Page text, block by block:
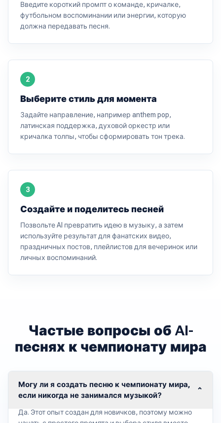
Введите короткий промпт о команде, кричалке,
футбольном воспоминании или энергии, которую
должна передавать песня.
2
Выберите стиль для момента
Задайте направление, например anthem pop,
латинская поддержка, духовой оркестр или
кричалка толпы, чтобы сформировать тон трека.
3
Создайте и поделитесь песней
Позвольте AI превратить идею в музыку, а затем
используйте результат для фанатских видео,
праздничных постов, плейлистов для вечеринок или
личных воспоминаний.
Частые вопросы об AI-
песнях к чемпионату мира
Могу ли я создать песню к чемпионату мира,
если никогда не занимался музыкой?
⌄
Да. Этот опыт создан для новичков, поэтому можно